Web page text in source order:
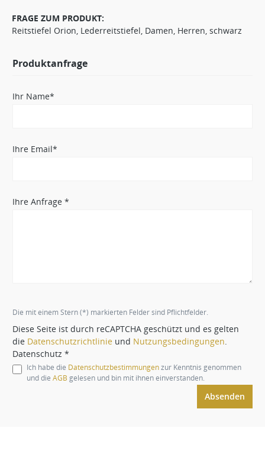
FRAGE ZUM PRODUKT:
Reitstiefel Orion, Lederreitstiefel, Damen, Herren, schwarz
Produktanfrage
Ihr Name*
Ihre Email*
Ihre Anfrage *
Die mit einem Stern (*) markierten Felder sind Pflichtfelder.
Diese Seite ist durch reCAPTCHA geschützt und es gelten
die Datenschutzrichtlinie und Nutzungsbedingungen
Datenschutz *
Ich habe die Datenschutzbestimmungenzur Kenntnis genommen
und die AGB gelesen und bin mit ihnen einverstanden.
Absenden